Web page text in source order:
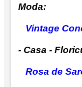
Moda:
Vintage
- Casa -
Rosa de